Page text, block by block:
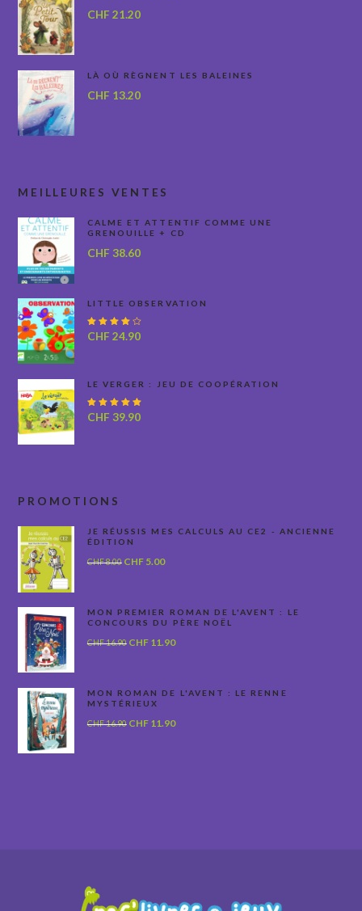
CHF 21.20
LÀ OÙ RÈGNENT LES BALEINES
CHF 13.20
MEILLEURES VENTES
CALME ET ATTENTIF COMME UNE
GRENOUILLE + CD
CHF 38.60
LITTLE OBSERVATION
Note
CHF 24.90
LE VERGER : JEU DE COOPÉRATION
Note
CHF 39.90
PROMOTIONS
JE RÉUSSIS MES CALCULS AU CE2 - ANCIENNE
ÉDITION
CHF8.00 Le
était :
CHF 8.00.
CHF5.00Le
est :
CHF 5.00.
MON PREMIER ROMAN DE L'AVENT : LE
CONCOURS DU PÈRE NOËL
CHF16.90 Le
était :
CHF 16.90.
CHF11.90Le
est :
MON ROMAN DE L'AVENT : LE RENNE
MYSTÉRIEUX
CHF16.90 Le
CHF11.90Le